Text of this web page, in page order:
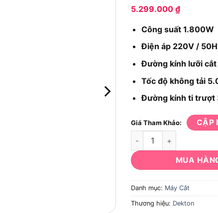
5.299.000 ₫
Công suất 1.800W
Điện áp 220V /
Đường kính lưỡi cắt
Tốc độ không tải
Đường kính ti trượt
Giá Tham Khảo: CẬP
Máy cắt Dekton DK-
MUA
Danh mục: Máy Cắt
Thương hiệu: Dekton